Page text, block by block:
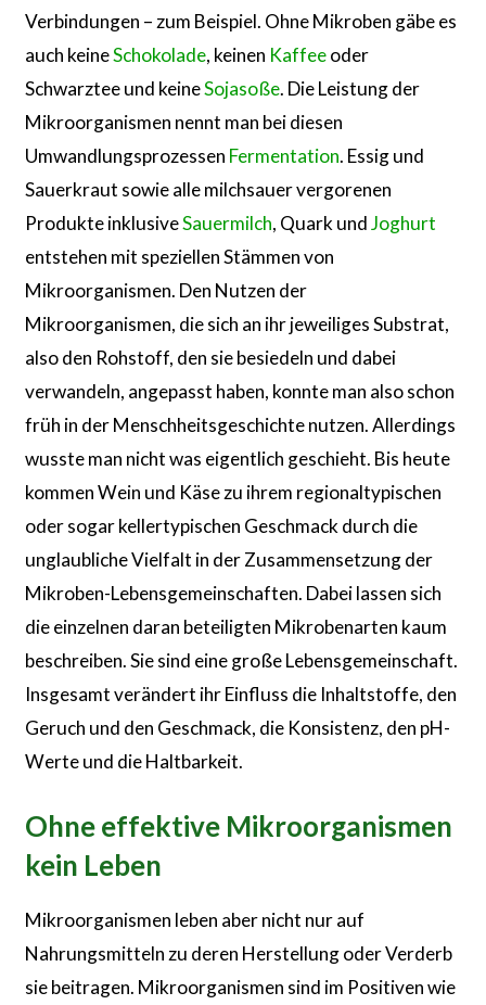
Verbindungen – zum Beispiel. Ohne Mikroben gäbe es
auch keineSchokolade, keinen Kaffeeoder
Schwarztee und keineSojasoße. Die Leistung der
Mikroorganismen nennt man bei diesen
Umwandlungsprozessen Fermentation. Essig und
Sauerkraut sowie alle milchsauer vergorenen
Produkte inklusiveSauermilch, Quark undJoghurt
entstehen mit speziellen Stämmen von
Mikroorganismen. Den Nutzen der
Mikroorganismen, die sich an ihr jeweiliges Substrat,
also den Rohstoff, den sie besiedeln und dabei
verwandeln, angepasst haben, konnte man also schon
früh in der Menschheitsgeschichte nutzen. Allerdings
wusste man nicht was eigentlich geschieht. Bis heute
kommen Wein und Käse zu ihrem regionaltypischen
oder sogar kellertypischen Geschmack durch die
unglaubliche Vielfalt in der Zusammensetzung der
Mikroben-Lebensgemeinschaften. Dabei lassen sich
die einzelnen daran beteiligten Mikrobenarten kaum
beschreiben. Sie sind eine große Lebensgemeinschaft.
Insgesamt verändert ihr Einfluss die Inhaltstoffe, den
Geruch und den Geschmack, die Konsistenz, den pH-
Werte und die Haltbarkeit.
Ohne effektive Mikroorganismen
kein Leben
Mikroorganismen leben aber nicht nur auf
Nahrungsmitteln zu deren Herstellung oder Verderb
sie beitragen. Mikroorganismen sind im Positiven wie